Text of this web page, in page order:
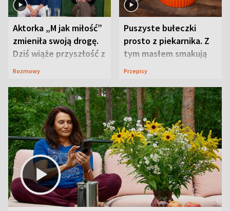
Aktorka „M jak miłość”
zmieniła swoją drogę.
Dziś wiąże przyszłość z
neurobiologią
Rozmowy
Puszyste bułeczki
prosto z piekarnika. Z
tym masłem smakują
jeszcze lepiej
Przepisy